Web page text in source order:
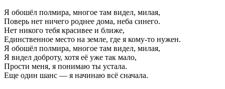
Я обошёл полмира, многое там видел, милая,
Поверь нет ничего роднее дома, неба синего.
Нет никого тебя красивее и ближе,
Единственное место на земле, где я кому-то нужен.
Я обошёл полмира, многое там видел, милая,
Я видел доброту, хотя её уже так мало,
Прости меня, я понимаю ты устала.
Еще один шанс — я начинаю всё сначала.